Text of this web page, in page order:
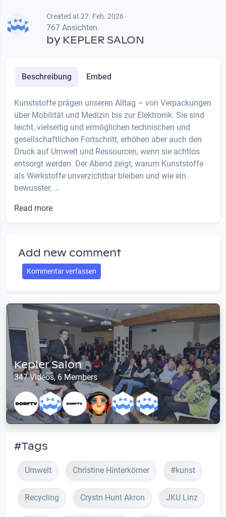
Created at 27. Feb. 2026
767 Ansichten
by KEPLER SALON
Beschreibung Embed
Kunststoffe prägen unseren Alltag – von Verpackungen
über Mobilität und Medizin bis zur Elektronik. Sie sind
leicht, vielseitig und ermöglichen technischen und
gesellschaftlichen Fortschritt, erhöhen aber auch den
Druck auf Umwelt und Ressourcen, wenn sie achtlos
entsorgt werden. Der Abend zeigt, warum Kunststoffe
als Werkstoffe unverzichtbar bleiben und wie ein
bewusster, ...
Read more
Add new comment
Kommentar verfassen
Kepler Salon
347 Videos, 6 Members
#Tags
Umwelt Christine Hinterkörner #kunst
Recycling Crystn Hunt Akron JKU Linz